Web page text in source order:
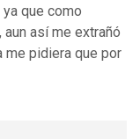
que como
así me extrañó
me pidiera que por